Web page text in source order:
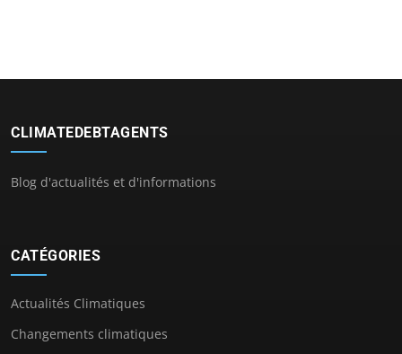
CLIMATEDEBTAGENTS
Blog d'actualités et d'informations
CATÉGORIES
Actualités Climatiques
Changements climatiques